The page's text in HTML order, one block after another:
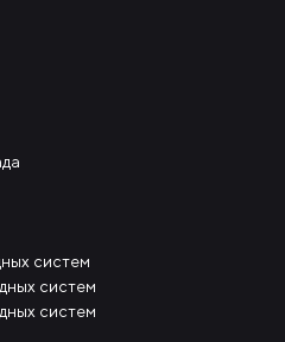
систем
систем
систем